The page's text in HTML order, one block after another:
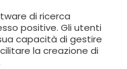
di ricerca
positive. Gli utenti
capacità di gestire
la creazione di